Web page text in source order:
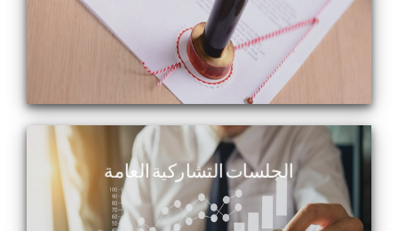
الجلسات التشاركية العامة